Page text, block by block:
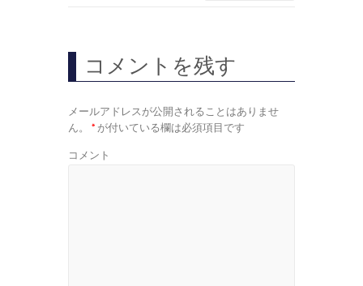
コメントを残す
メールアドレスが公開されることはありませ
ん。
* が付いている欄は必須項目です
コメント